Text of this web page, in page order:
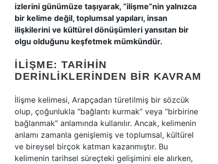
izlerini günümüze taşıyarak, “ilişme”nin yalnızca
bir kelime değil, toplumsal yapıları, insan
ilişkilerini ve kültürel dönüşümleri yansıtan bir
olgu olduğunu keşfetmek mümkündür.
İLIŞME: TARIHIN
DERINLIKLERINDEN BIR KAVRAM
İlişme kelimesi, Arapçadan türetilmiş bir sözcük
olup, çoğunlukla “bağlantı kurmak” veya “birbirine
bağlanmak” anlamında kullanılır. Ancak, kelimenin
anlamı zamanla genişlemiş ve toplumsal, kültürel
ve bireysel birçok katman kazanmıştır. Bu
kelimenin tarihsel süreçteki gelişimini ele alırken,